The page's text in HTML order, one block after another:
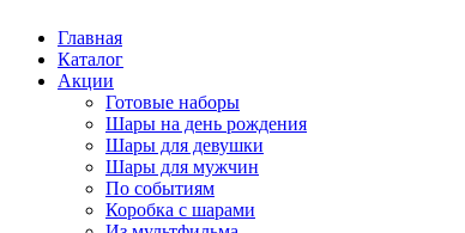
Главная
Каталог
Акции
Готовые наборы
Шары на день рождения
Шары для девушки
Шары для мужчин
По событиям
Коробка с шарами